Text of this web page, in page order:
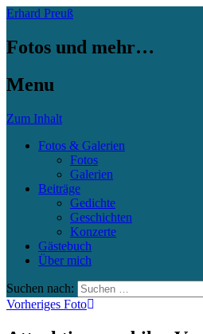
Erhard Preuß
Fotos und mehr…
Menu
Zum Inhalt
Fotos & Galerien
Fotos
Galerien
Beiträge
Gedichte
Geschichten
Konzerte
Gästebuch
Über mich
Suchen nach:
Vorheriges Foto